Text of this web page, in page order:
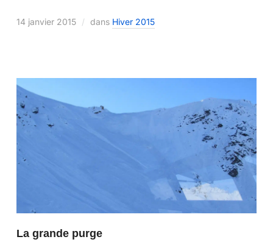
14 janvier 2015 dans Hiver 2015
La grande purge